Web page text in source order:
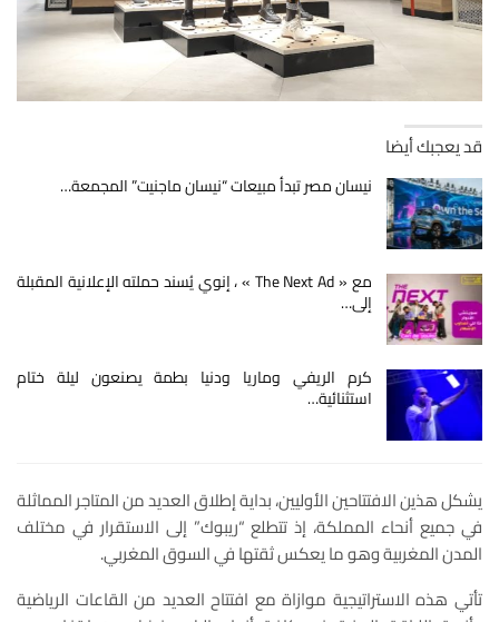
قد يعجبك أيضا
نيسان مصر تبدأ مبيعات “نيسان ماجنيت” المجمعة…
مع « The Next Ad » ، إنوي يُسند حملته الإعلانية المقبلة
إلى…
كرم الريفي وماريا ودنيا بطمة يصنعون ليلة ختام
استثنائية…
يشكل هذين الافتتاحين الأوليين، بداية إطلاق العديد من المتاجر المماثلة
في جميع أنحاء المملكة، إذ تتطلع “ريبوك” إلى الاستقرار في مختلف
المدن المغربية وهو ما يعكس ثقتها في السوق المغربي.
تأتي هذه الاستراتيجية موازاة مع افتتاح العديد من القاعات الرياضية